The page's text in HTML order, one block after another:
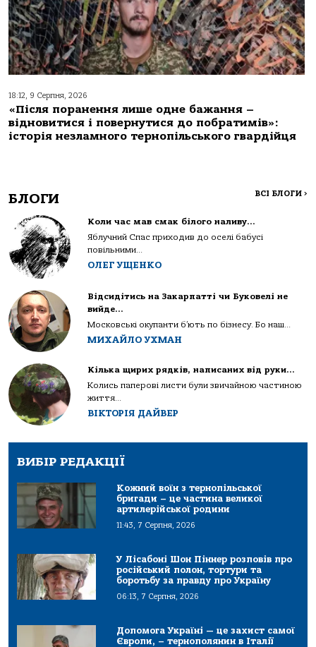
18:12, 9 Серпня, 2026
«Після поранення лише одне бажання –
відновитися і повернутися до побратимів»:
історія незламного тернопільського гвардійця
БЛОГИ ВСІ БЛОГИ >
Коли час мав смак білого наливу…
Яблучний Спас приходив до оселі бабусі
повільними...
ОЛЕГ УЩЕНКО
Відсидітись на Закарпатті чи Буковелі не
вийде…
Московські окупанти б’ють по бізнесу. Бо наш...
МИХАЙЛО УХМАН
Кілька щирих рядків, написаних від руки…
Колись паперові листи були звичайною частиною
життя...
ВІКТОРІЯ ДАЙВЕР
ВИБІР РЕДАКЦІЇ
Кожний воїн з тернопільської
бригади – це частина великої
артилерійської родини
11:43, 7 Серпня, 2026
У Лісабоні Шон Піннер розповів про
російський полон, тортури та
боротьбу за правду про Україну
06:13, 7 Серпня, 2026
Допомога Україні — це захист самої
Європи, – тернополянин в Італії